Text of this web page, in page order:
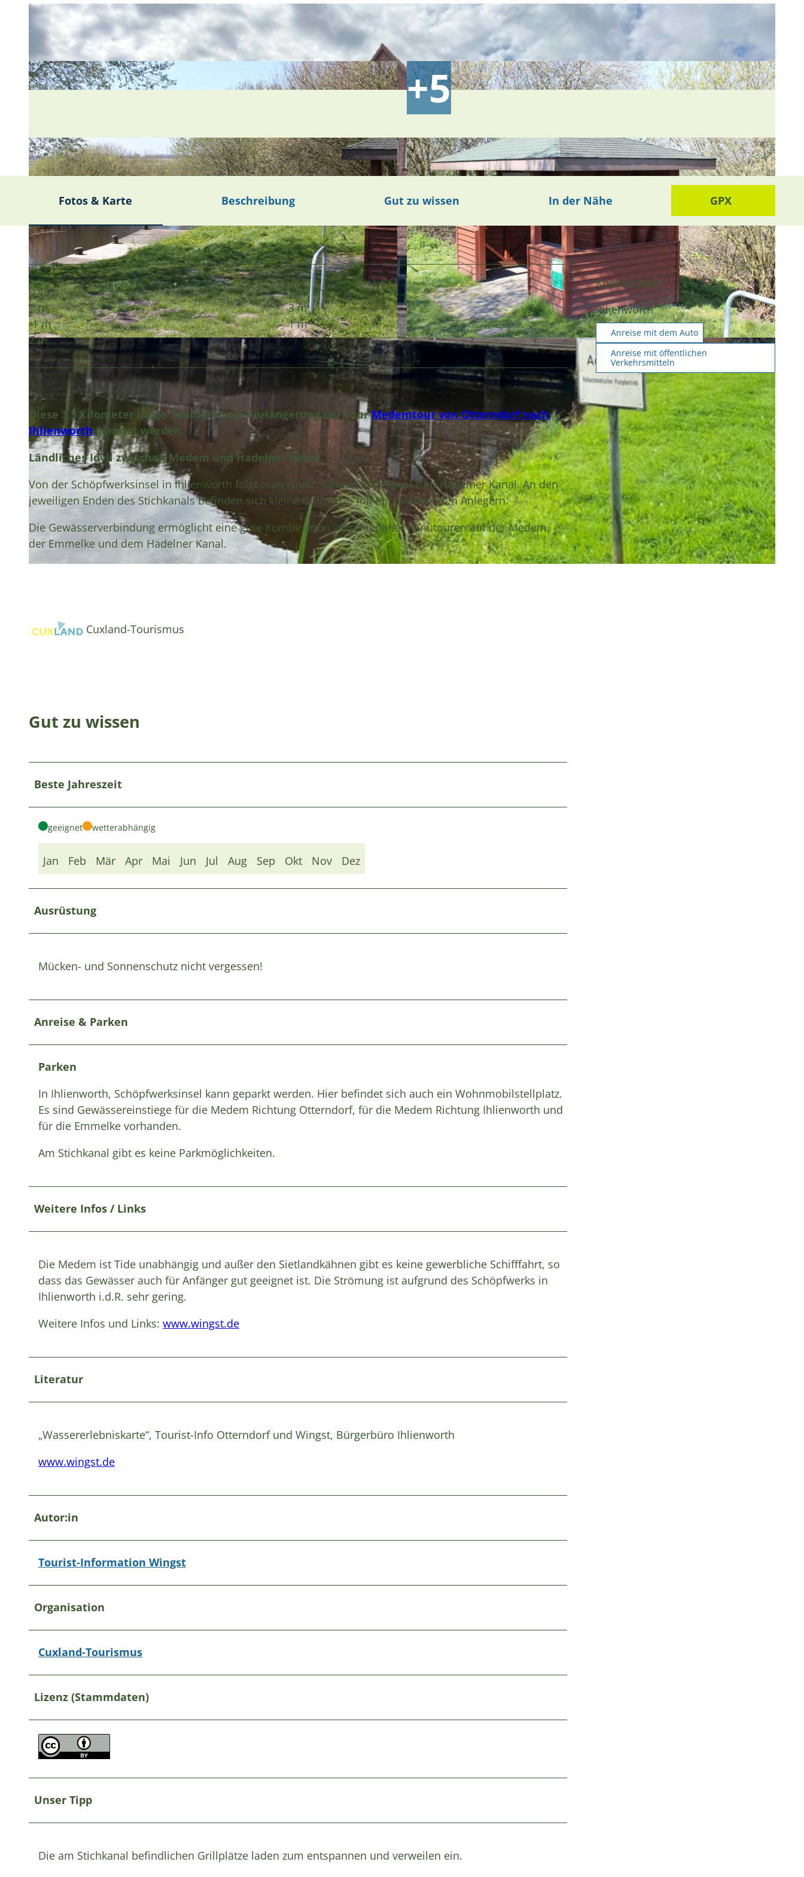
© A. Brüning, Tourist-Information Wingst | © A. Brüning, Tourist-Information Wingst |CC-BY
Fotos & Karte Beschreibung Gut zu wissen In der Nähe GPX
0:40 h
3,54 km
1 m
3 m
-1 m
1 m
2 m
Diese 3,5 Kilometer lange Tour kann als Verlängerung der TourMedemtour von Otterndorf nach
Ihlienworthgenutzt werden.
Ländliches Idyll zwischen Medem und Hadelner Kanal
Von der Schöpfwerksinsel in Ihlienworth folgt man einem kleinen Stichkanal zum Hadelner Kanal. An den
jeweiligen Enden des Stichkanals befinden sich kleine Grillplätze mit entsprechenden Anlegern.
Die Gewässerverbindung ermöglicht eine gute Kombination verschiedener Kanutouren auf der Medem,
der Emmelke und dem Hadelner Kanal.
Cuxland-Tourismus
Gut zu wissen
Beste Jahreszeit
geeignet wetterabhängig
Jan Feb Mär Apr Mai Jun Jul Aug Sep Okt Nov Dez
Ausrüstung
Mücken- und Sonnenschutz nicht vergessen!
Anreise & Parken
Parken
In Ihlienworth, Schöpfwerksinsel kann geparkt werden. Hier befindet sich auch ein Wohnmobilstellplatz.
Es sind Gewässereinstiege für die Medem Richtung Otterndorf, für die Medem Richtung Ihlienworth und
für die Emmelke vorhanden.
Am Stichkanal gibt es keine Parkmöglichkeiten.
Weitere Infos / Links
Die Medem ist Tide unabhängig und außer den Sietlandkähnen gibt es keine gewerbliche Schifffahrt, so
dass das Gewässer auch für Anfänger gut geeignet ist. Die Strömung ist aufgrund des Schöpfwerks in
Ihlienworth i.d.R. sehr gering.
Weitere Infos und Links: www.wingst.de
Literatur
„Wassererlebniskarte“, Tourist-Info Otterndorf und Wingst, Bürgerbüro Ihlienworth
www.wingst.de
Autor:in
Tourist-Information Wingst
Organisation
Cuxland-Tourismus
Lizenz (Stammdaten)
Unser Tipp
Die am Stichkanal befindlichen Grillplätze laden zum entspannen und verweilen ein.
Kontaktdaten
Ihlienworth
Anreise mit dem Auto
Anreise mit öffentlichen
Verkehrsmitteln